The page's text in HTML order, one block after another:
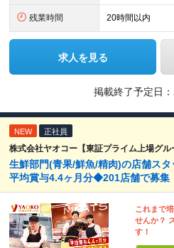
残業時間 20時間以内
求人を見る
掲載終了予定日：
NEW 正社員
株式会社ヤオコー【東証プライム上場グル
生鮮部門(青果/鮮魚/精肉)の店舗ス
平均賞与4.4ヶ月分◆201店舗で募集
これまで
せんか？
す！